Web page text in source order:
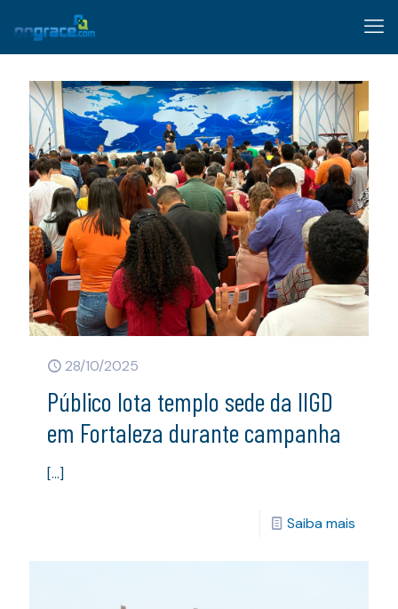
28/10/2025
Público lota templo sede da IIGD
em Fortaleza durante campanha
[…]
Saiba mais